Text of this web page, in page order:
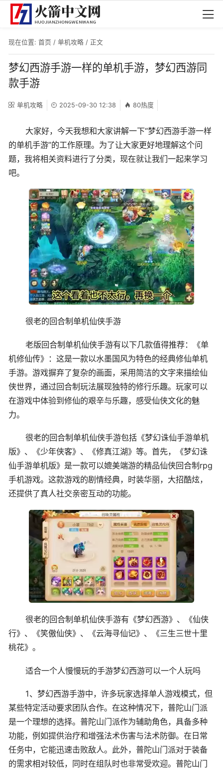
现在位置: 首页 / 单机攻略 / 正文
梦幻西游手游一样的单机手游，梦幻西游同
款手游
单机攻略 2025-09-30 12:38 80热度
大家好，今天我想和大家讲解一下“梦幻西游手游一样
的单机手游”的工作原理。为了让大家更好地理解这个问
题，我将相关资料进行了分类，现在就让我们一起来学习
吧。
很老的回合制单机仙侠手游
老版回合制单机仙侠手游有以下几款值得推荐：《单
机修仙传》：这是一款以水墨国风为特色的经典修仙单机
手游。游戏摒弃了复杂的画面，采用简洁的文字来描绘仙
侠世界，通过回合制玩法展现独特的修行乐趣。玩家可以
在游戏中体验到修仙的艰辛与乐趣，感受仙侠文化的魅
力。
很老的回合制单机仙侠手游包括《梦幻诛仙手游单机
版》、《少年侠客》、《修真江湖》等。首先，《梦幻诛
仙手游单机版》是一款可以媲美端游的精品仙侠回合制rpg
手机游戏。这款游戏的剧情经典，时装华丽，大招酷炫，
还提供了真人社交亲密互动的功能。
很老的回合制单机仙侠手游有《梦幻西游》、《仙侠
行》、《笑傲仙侠》、《云海寻仙记》、《三生三世十里
桃花》。
适合一个人慢慢玩的手游梦幻西游可以一个人玩吗
1、梦幻西游手游中，许多玩家选择单人游戏模式，但
某些特定活动要求团队合作。在这种情况下，普陀山门派
是一个理想的选择。普陀山门派作为辅助角色，具备多种
功能，例如提供治疗和增强法术伤害与法术防御。在日常
任务中，它能迅速击败敌人。此外，普陀山门派对于装备
的需求相对较低，同时在组队时也非常受欢迎。普陀山门